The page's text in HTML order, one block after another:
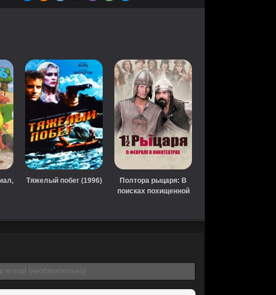
Тяжелый побег (1996)
Полтора рыцаря: В
поисках похищенной